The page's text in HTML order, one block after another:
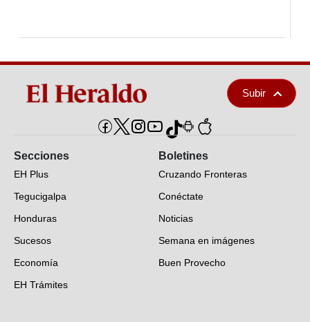
Subir
Secciones
EH Plus
Tegucigalpa
Honduras
Sucesos
Economía
EH Trámites
Boletines
Cruzando Fronteras
Conéctate
Noticias
Semana en imágenes
Buen Provecho